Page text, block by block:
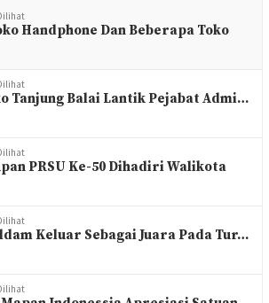
Handphone Dan Beberapa Toko
Tanjung Balai Lantik Pejabat Admi…
PRSU Ke-50 Dihadiri Walikota
Keluar Sebagai Juara Pada Tur…